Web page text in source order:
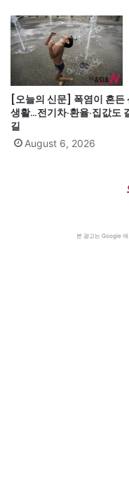
[오늘의 신문] 폭염이 흔든
생활…전기차·환율·집값도
길
August 6, 2026
본 광고는 Google